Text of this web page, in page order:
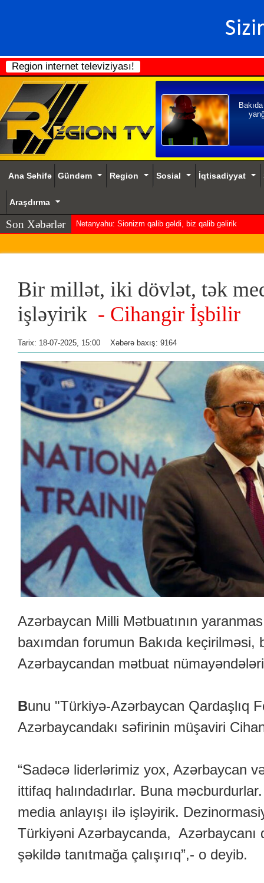
Region internet televiziyası!
Ana Səhifə Gündəm Region Sosial İqtisadiyyat
Araşdırma
Son Xəbərlər Netanyahu: Sionizm qalib gəldi, biz qalib gəlirik
Bir millət, iki dövlət, tək
işləyirik - Cihangir İşbilir
Tarix: 18-07-2025, 15:00 Xəbərə baxış: 9164
Azərbaycan Milli Mətbuatının
baxımdan forumun Bakıda keçirilməsi,
Azərbaycandan mətbuat
Bunu "Türkiyə-Azərbaycan Qardaşlıq
Azərbaycandakı səfirinin müşaviri
“Sadəcə liderlərimiz yox, Azərbaycan
ittifaq halındadırlar. Buna
media anlayışı ilə işləyirik.
Türkiyəni Azərbaycanda, Azərbaycanı
şəkildə tanıtmağa çalışırıq”,- o deyib.